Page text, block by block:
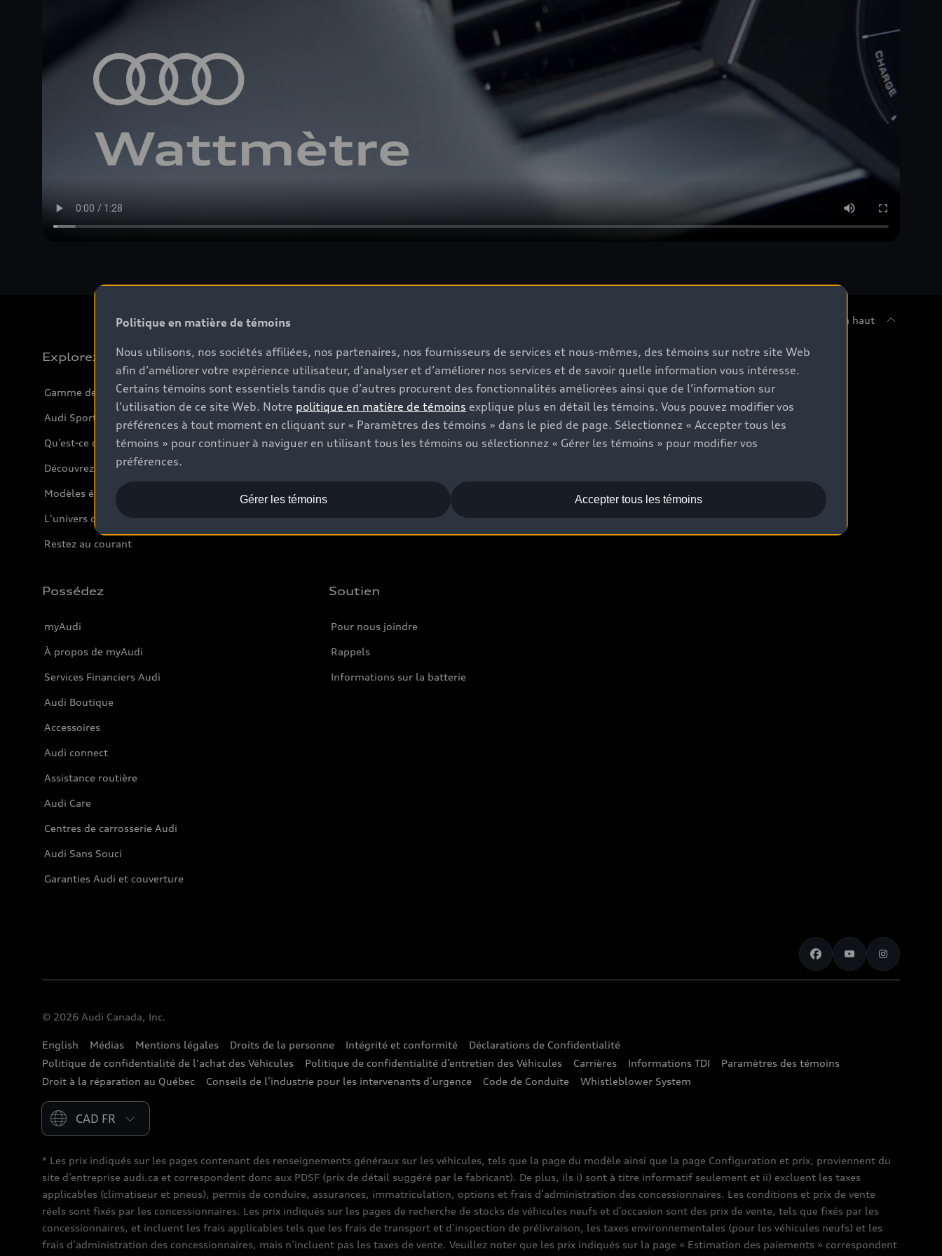
Retour en haut
Explorez
Gamme de modèles
Audi Sport
Qu’est-ce que l’e-tron
Découvrez nos VUS
Modèles électriques
L'univers d'Audi
Restez au courant
Vendez
Offres
Véhicules neufs
Achetez
Communiquer avec un concessionnaire
Évaluation aux fins d’échange
Location et financement
Possédez
myAudi
À propos de myAudi
Services Financiers Audi
Audi Boutique
Accessoires
Audi connect
Assistance routière
Audi Care
Centres de carrosserie Audi
Audi Sans Souci
Garanties Audi et couverture
Soutien
Pour nous joindre
Rappels
Informations sur la batterie
© 2026 Audi Canada, Inc.
English Médias Mentions légales Droits de la personne Intégrité et conformité
Déclarations de Confidentialité
Politique de confidentialité de l'achat des Véhicules
Politique de confidentialité d’entretien des Véhicules Carrières Informations TDI
Paramètres des témoins
Droit à la réparation au Québec
Conseils de l’industrie pour les intervenants d’urgence Code de Conduite Whistleblower System
Please select country
* Les prix indiqués sur les pages contenant des renseignements généraux sur les véhicules, tels que la page du modèle ainsi que la page Configuration et prix, proviennent du
site d’entreprise audi.ca et correspondent donc aux PDSF (prix de détail suggéré par le fabricant). De plus, ils i) sont à titre informatif seulement et ii) excluent les taxes
applicables (climatiseur et pneus), permis de conduire, assurances, immatriculation, options et frais d’administration des concessionnaires. Les conditions et prix de vente
réels sont fixés par les concessionnaires. Les prix indiqués sur les pages de recherche de stocks de véhicules neufs et d’occasion sont des prix de vente, tels que fixés par les
concessionnaires, et incluent les frais applicables tels que les frais de transport et d’inspection de prélivraison, les taxes environnementales (pour les véhicules neufs) et les
frais d’administration des concessionnaires, mais n’incluent pas les taxes de vente. Veuillez noter que les prix indiqués sur la page « Estimation des paiements » correspondent
Politique en matière de témoins
Nous utilisons, nos sociétés affiliées, nos partenaires, nos fournisseurs de services et nous-mêmes, des témoins sur notre site Web
afin d’améliorer votre expérience utilisateur, d’analyser et d’améliorer nos services et de savoir quelle information vous intéresse.
Certains témoins sont essentiels tandis que d’autres procurent des fonctionnalités améliorées ainsi que de l’information sur
l’utilisation de ce site Web. Notre politique en matière de témoins explique plus en détail les témoins. Vous pouvez modifier vos
préférences à tout moment en cliquant sur « Paramètres des témoins » dans le pied de page. Sélectionnez « Accepter tous les
témoins » pour continuer à naviguer en utilisant tous les témoins ou sélectionnez « Gérer les témoins » pour modifier vos
préférences.
Accepter tous les témoins
Gérer les témoins